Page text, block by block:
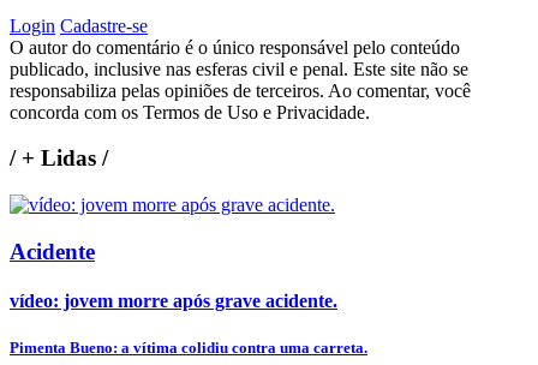
Login Cadastre-se
O autor do comentário é o único responsável pelo conteúdo
publicado, inclusive nas esferas civil e penal. Este site não se
responsabiliza pelas opiniões de terceiros. Ao comentar, você
concorda com os Termos de Uso e Privacidade.
/+ Lidas /
Acidente
vídeo: jovem morre após grave acidente.
Pimenta Bueno: a vítima colidiu contra uma carreta.